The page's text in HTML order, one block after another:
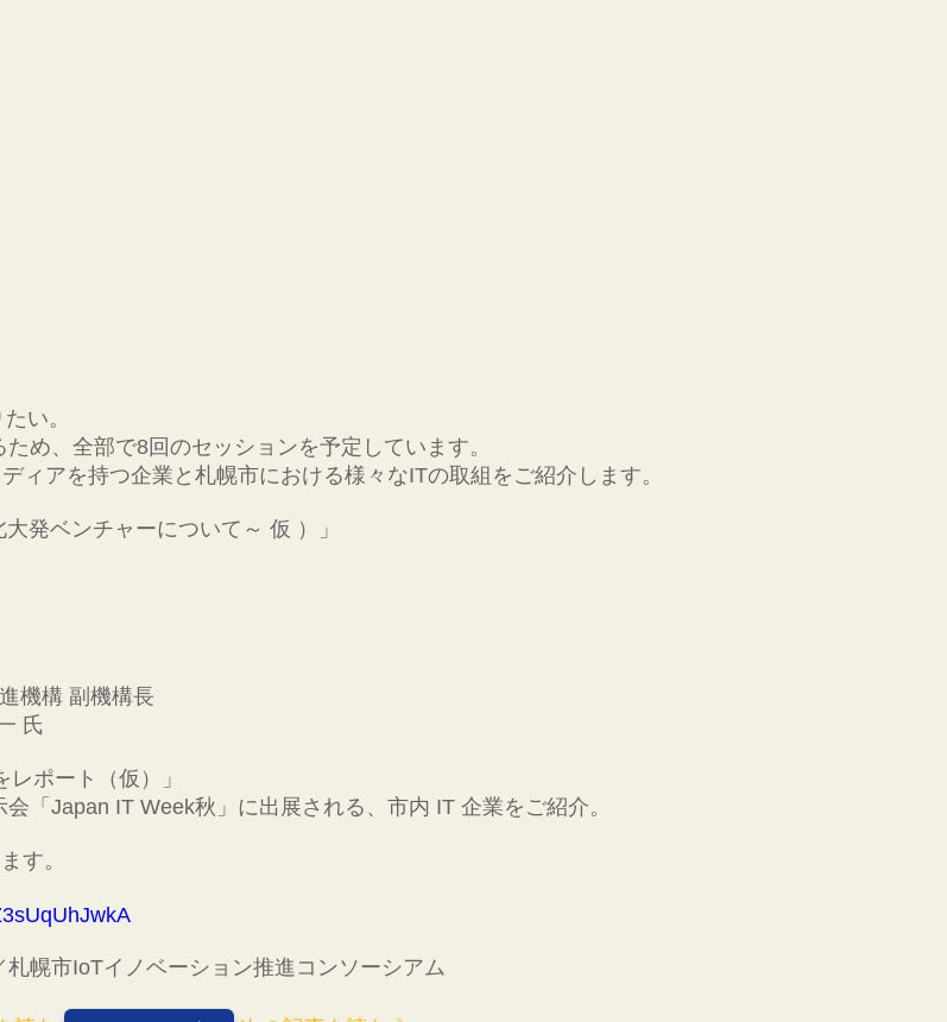
い。
め、全部で8回のセッションを予定しています。
ィアを持つ企業と札幌市における様々なITの取組をご紹介します。
発ベンチャーについて～ 仮 ）」
機構 副機構長
氏
ポート（仮）」
「Japan IT Week秋」に出展される、市内 IT 企業をご紹介。
す。
幌市IoTイノベーション推進コンソーシアム